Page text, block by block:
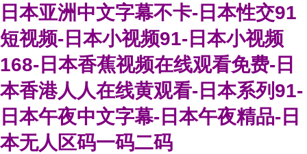
日本亚洲中文字幕不卡-日本性交91
短视频-日本小视频91-日本小视频
168-日本香蕉视频在线观看免费-日
本香港人人在线黄观看-日本系列91-
日本午夜中文字幕-日本午夜精品-日
本无人区码一码二码